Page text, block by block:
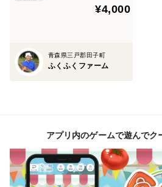
¥4,000
青森県三戸郡田子町
ふくふくファーム
アプリ内のゲームで遊んでク